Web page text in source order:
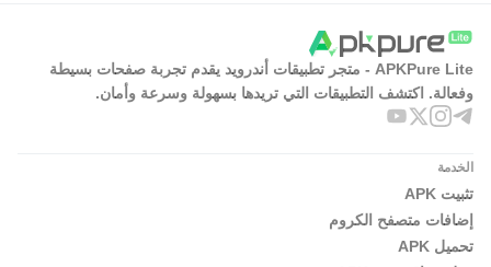
APKPure Lite - متجر تطبيقات أندرويد يقدم تجربة صفحات بسيطة
وفعالة. اكتشف التطبيقات التي تريدها بسهولة وسرعة وأمان.
الخدمة
تثبيت APK
إضافات متصفح الكروم
تحميل APK